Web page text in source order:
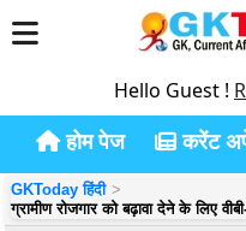
Hello Guest !
होम पेज करेंट
GKToday हिंदी
ग्रामीण रोजगार को बढ़ावा देने के लिए